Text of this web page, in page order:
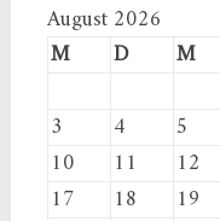
August 2026
M
D M
3
4 5
10
11 12
17
18 19